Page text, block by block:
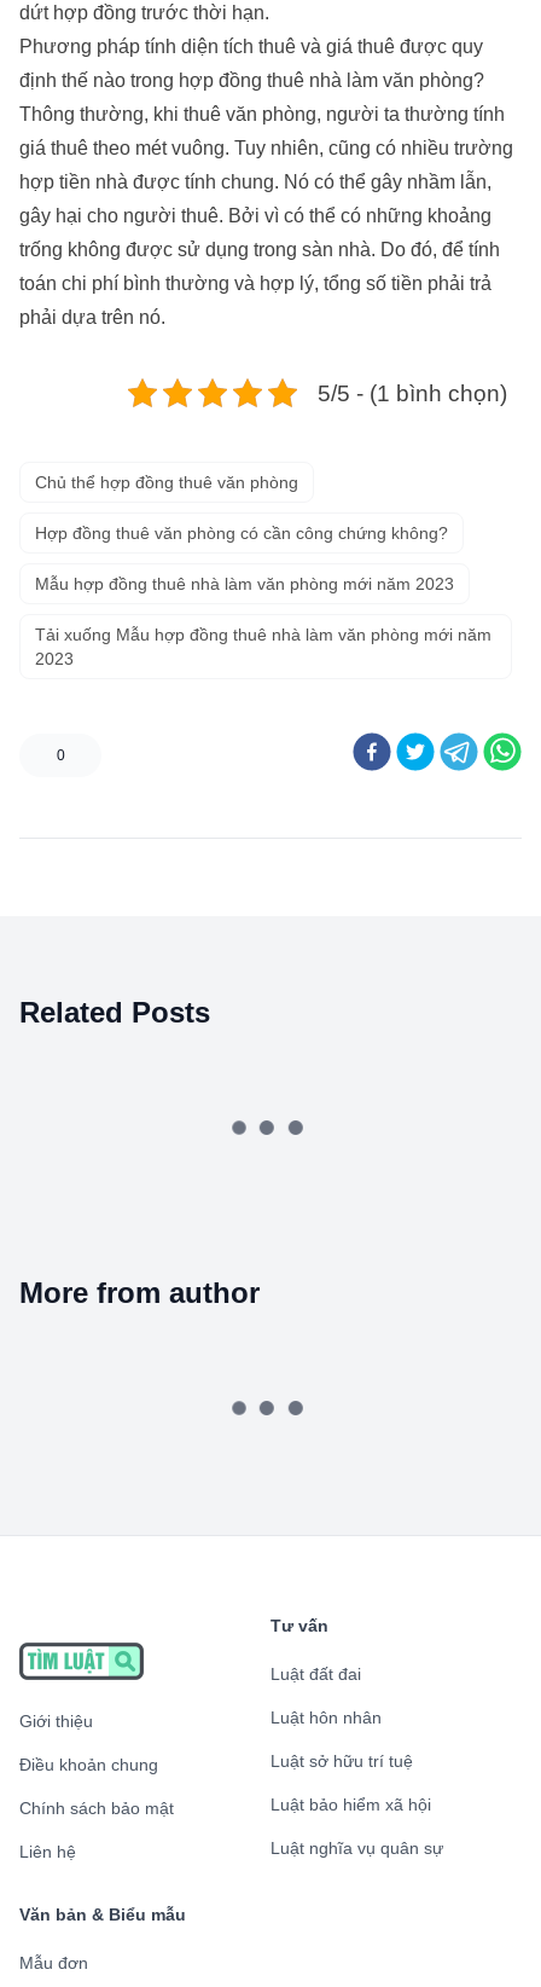
dứt hợp đồng trước thời hạn.
Phương pháp tính diện tích thuê và giá thuê được quy
định thế nào trong hợp đồng thuê nhà làm văn phòng?
Thông thường, khi thuê văn phòng, người ta thường tính
giá thuê theo mét vuông. Tuy nhiên, cũng có nhiều trường
hợp tiền nhà được tính chung. Nó có thể gây nhầm lẫn,
gây hại cho người thuê. Bởi vì có thể có những khoảng
trống không được sử dụng trong sàn nhà. Do đó, để tính
toán chi phí bình thường và hợp lý, tổng số tiền phải trả
phải dựa trên nó.
5/5 - (1 bình chọn)
Chủ thể hợp đồng thuê văn phòng
Hợp đồng thuê văn phòng có cần công chứng không?
Mẫu hợp đồng thuê nhà làm văn phòng mới năm 2023
Tải xuống Mẫu hợp đồng thuê nhà làm văn phòng mới năm
2023
0
Related Posts
More from author
Giới thiệu
Điều khoản chung
Chính sách bảo mật
Liên hệ
Tư vấn
Luật đất đai
Luật hôn nhân
Luật sở hữu trí tuệ
Luật bảo hiểm xã hội
Luật nghĩa vụ quân sự
Văn bản & Biểu mẫu
Mẫu đơn